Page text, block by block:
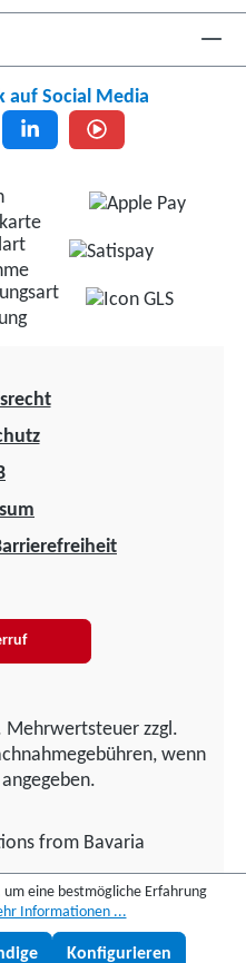
auf Social Media
Mehrwertsteuer zzgl.
wenn
from Bavaria
eine bestmögliche Erfahrung
Informationen ...
Konfigurieren